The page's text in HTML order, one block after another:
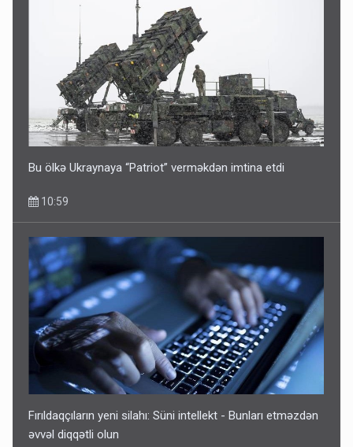
Bu ölkə Ukraynaya “Patriot” verməkdən imtina etdi
10:59
Fırıldaqçıların yeni silahı: Süni intellekt - Bunları etməzdən
əvvəl diqqətli olun